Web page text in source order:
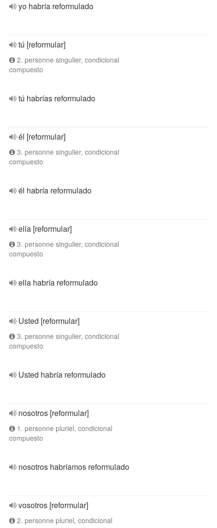
yo habría reformulado
tú [reformular]
2. personne singulier, condicional
compuesto
tú habrías reformulado
él [reformular]
3. personne singulier, condicional
compuesto
él habría reformulado
ella [reformular]
3. personne singulier, condicional
compuesto
ella habría reformulado
Usted [reformular]
3. personne singulier, condicional
compuesto
Usted habría reformulado
nosotros [reformular]
1. personne pluriel, condicional
compuesto
nosotros habríamos reformulado
vosotros [reformular]
2. personne pluriel, condicional